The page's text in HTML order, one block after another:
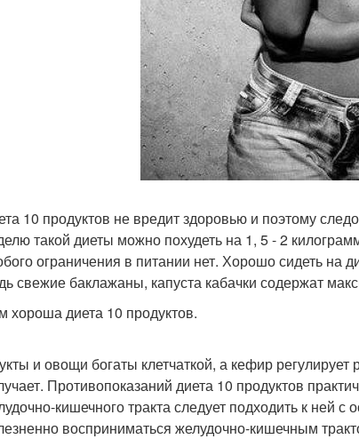
10 продуктов не вредит здоровью и поэтому
такой диеты можно похудеть на 1, 5 - 2
ограничения в питании нет. Хорошо сидеть на
свежие баклажаны, капуста кабачки содержат
хороша диета 10 продуктов.
и овощи богаты клетчаткой, а кефир
Противопоказаний диета 10 продуктов
кишечного тракта следует подходить к ней
восприниматься желудочно-кишечным